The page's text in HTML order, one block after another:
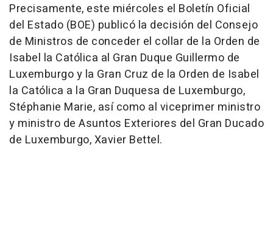
Precisamente, este miércoles el Boletín Oficial
del Estado (BOE) publicó la decisión del Consejo
de Ministros de conceder el collar de la Orden de
Isabel la Católica al Gran Duque Guillermo de
Luxemburgo y la Gran Cruz de la Orden de Isabel
la Católica a la Gran Duquesa de Luxemburgo,
Stéphanie Marie, así como al viceprimer ministro
y ministro de Asuntos Exteriores del Gran Ducado
de Luxemburgo, Xavier Bettel.